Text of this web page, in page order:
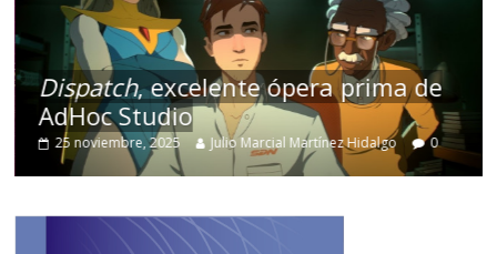
Dispatch, excelente ópera prima de
AdHoc Studio
25 noviembre, 2025 Julio Marcial Martínez Hidalgo 0